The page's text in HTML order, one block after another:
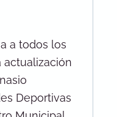
a todos los
actualización
Deportivas